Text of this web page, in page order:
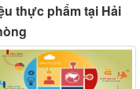
thực phẩm tại Hải